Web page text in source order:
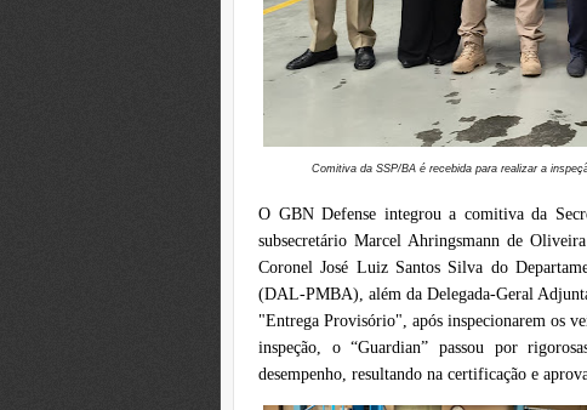
Comitiva da SSP/BA é recebida para realizar a
O GBN Defense integrou a comitiva da
subsecretário Marcel Ahringsmann de
Coronel José Luiz Santos Silva do
(DAL-PMBA), além da Delegada-Geral
"Entrega Provisório", após inspecionarem os
inspeção, o “Guardian” passou por
desempenho, resultando na certificação e